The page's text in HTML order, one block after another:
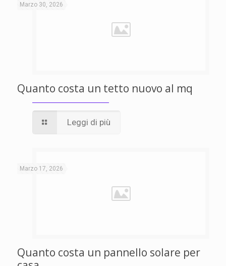
Marzo 30, 2026
Quanto costa un tetto nuovo al mq
Leggi di più
Marzo 17, 2026
Quanto costa un pannello solare per